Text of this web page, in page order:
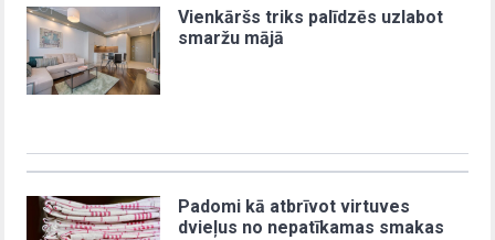
Vienkāršs triks palīdzēs uzlabot
smaržu mājā
Padomi kā atbrīvot virtuves
dvieļus no nepatīkamas smakas